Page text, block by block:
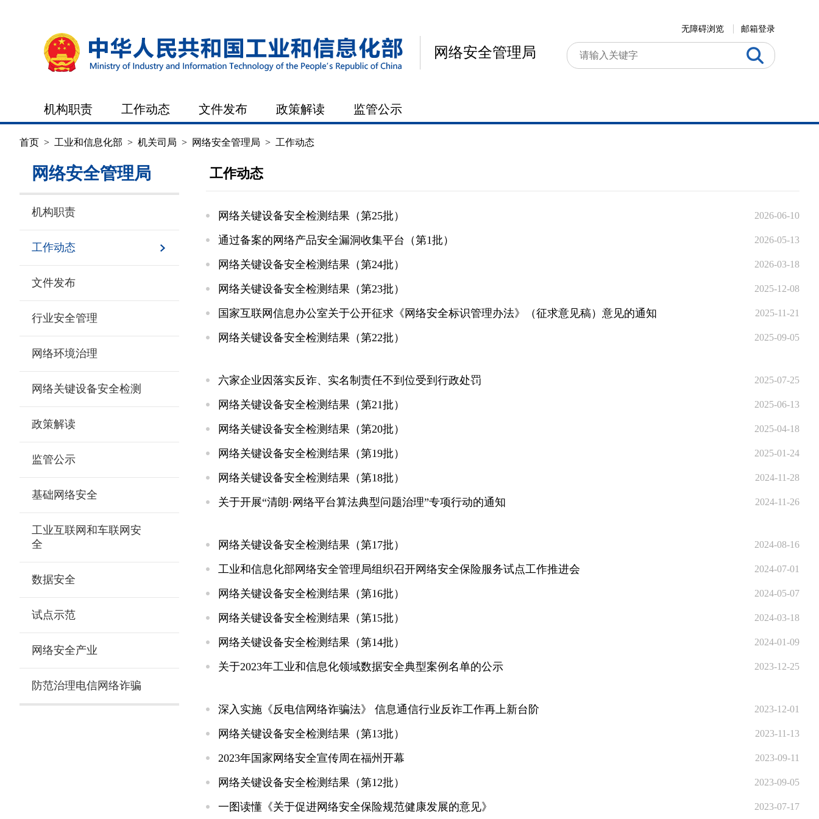
网络安全管理局
邮箱登录
无障碍浏览
机构职责 工作动态 文件发布 政策解读 监管公示
首页 > 工业和信息化部 > 机关司局 > 网络安全管理局 > 工作动态
网络安全管理局
机构职责
工作动态
文件发布
行业安全管理
网络环境治理
网络关键设备安全检测
政策解读
监管公示
基础网络安全
工业互联网和车联网安
全
数据安全
试点示范
网络安全产业
防范治理电信网络诈骗
工作动态
网络关键设备安全检测结果（第25批） 2026-06-10
通过备案的网络产品安全漏洞收集平台（第1批） 2026-05-13
网络关键设备安全检测结果（第24批） 2026-03-18
网络关键设备安全检测结果（第23批） 2025-12-08
国家互联网信息办公室关于公开征求《网络安全标识管理办法》（征求意见稿）意见的通知 2025-11-21
网络关键设备安全检测结果（第22批） 2025-09-05
六家企业因落实反诈、实名制责任不到位受到行政处罚 2025-07-25
网络关键设备安全检测结果（第21批） 2025-06-13
网络关键设备安全检测结果（第20批） 2025-04-18
网络关键设备安全检测结果（第19批） 2025-01-24
网络关键设备安全检测结果（第18批） 2024-11-28
​关于开展“清朗·网络平台算法典型问题治理”专项行动的通知 2024-11-26
网络关键设备安全检测结果（第17批） 2024-08-16
工业和信息化部网络安全管理局组织召开网络安全保险服务试点工作推进会 2024-07-01
网络关键设备安全检测结果（第16批） 2024-05-07
网络关键设备安全检测结果（第15批） 2024-03-18
网络关键设备安全检测结果（第14批） 2024-01-09
关于2023年工业和信息化领域数据安全典型案例名单的公示 2023-12-25
深入实施《反电信网络诈骗法》 信息通信行业反诈工作再上新台阶 2023-12-01
网络关键设备安全检测结果（第13批） 2023-11-13
2023年国家网络安全宣传周在福州开幕 2023-09-11
网络关键设备安全检测结果（第12批） 2023-09-05
一图读懂《关于促进网络安全保险规范健康发展的意见》 2023-07-17